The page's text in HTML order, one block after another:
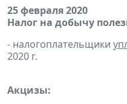
25 февраля 2020
Налог на добычу
- налогоплательщики
2020 г.
Акцизы: